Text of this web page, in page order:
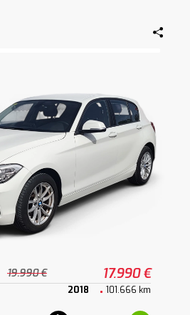
19.990 € 17.990 €
2018 101.666 km